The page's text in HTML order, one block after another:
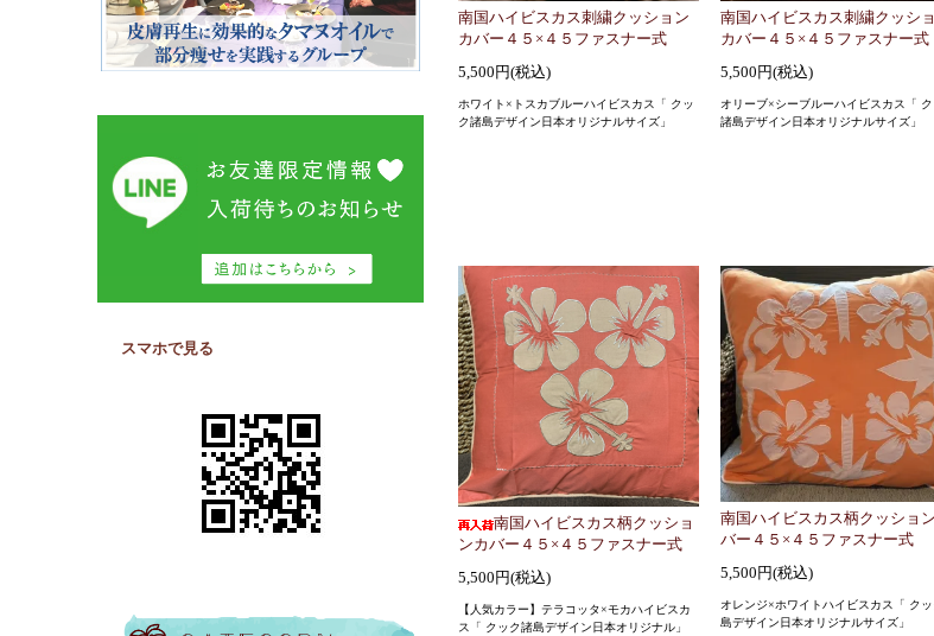
南国ハイビスカス刺繍クッション
カバー４５×４５ファスナー式
5,500円(税込)
ホワイト×トスカブルーハイビスカス「 クッ
ク諸島デザイン日本オリジナルサイズ」
南国ハイビスカス刺繍クッシ
カバー４５×４５ファスナー式
5,500円(税込)
オリーブ×シーブルーハイビスカス「 ク
諸島デザイン日本オリジナルサイズ」
南国ハイビスカス柄クッショ
ンカバー４５×４５ファスナー式
5,500円(税込)
【人気カラー】テラコッタ×モカハイビスカ
ス「 クック諸島デザイン日本オリジナル」
南国ハイビスカス柄クッショ
バー４５×４５ファスナー式
5,500円(税込)
オレンジ×ホワイトハイビスカス「 ク
島デザイン日本オリジナルサイズ」
スマホで見る